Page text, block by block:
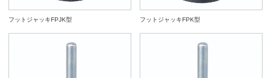
フットジャッキFPJK型 フットジャッキFPK型